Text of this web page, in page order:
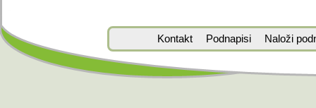
Kontakt Podnapisi Naloži